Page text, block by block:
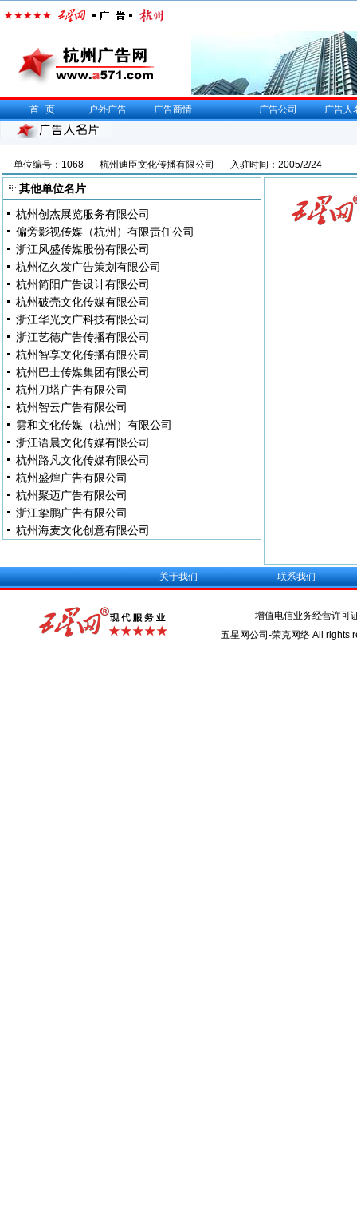
首页 户外广告 广告商情 广告公司 广告人
单位编号：1068 杭州迪臣文化传播有限公司 入驻时间：2005/2/24
其他单位名片
杭州创杰展览服务有限公司
偏旁影视传媒（杭州）有限责任公司
浙江风盛传媒股份有限公司
杭州亿久发广告策划有限公司
杭州简阳广告设计有限公司
杭州破壳文化传媒有限公司
浙江华光文广科技有限公司
浙江艺德广告传播有限公司
杭州智享文化传播有限公司
杭州巴士传媒集团有限公司
杭州刀塔广告有限公司
杭州智云广告有限公司
雲和文化传媒（杭州）有限公司
浙江语晨文化传媒有限公司
杭州路凡文化传媒有限公司
杭州盛煌广告有限公司
杭州聚迈广告有限公司
浙江挚鹏广告有限公司
杭州海麦文化创意有限公司
关于我们 联系我们
增值电信业务经营许可
五星网公司-荣克网络 All